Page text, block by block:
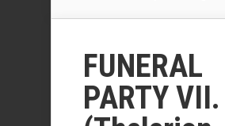
FUNERAL
PARTY VII.